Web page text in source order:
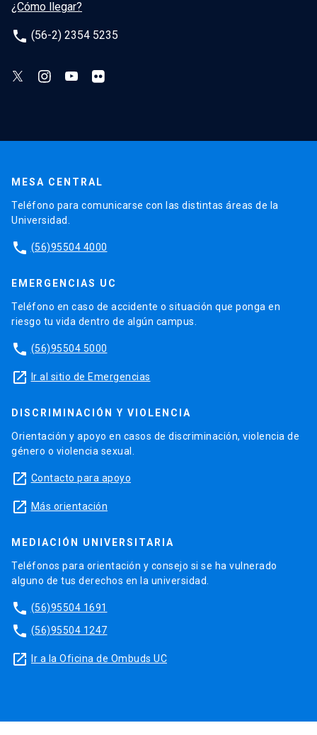
¿Cómo llegar?
phone (56-2) 2354 5235
MESA CENTRAL
Teléfono para comunicarse con las distintas áreas de la
Universidad.
phone (56)95504 4000
EMERGENCIAS UC
Teléfono en caso de accidente o situación que ponga en
riesgo tu vida dentro de algún campus.
phone (56)95504 5000
launch Ir al sitio de Emergencias
DISCRIMINACIÓN Y VIOLENCIA
Orientación y apoyo en casos de discriminación, violencia de
género o violencia sexual.
launch Contacto para apoyo
launch Más orientación
MEDIACIÓN UNIVERSITARIA
Teléfonos para orientación y consejo si se ha vulnerado
alguno de tus derechos en la universidad.
phone (56)95504 1691
phone (56)95504 1247
launch Ir a la Oficina de Ombuds UC